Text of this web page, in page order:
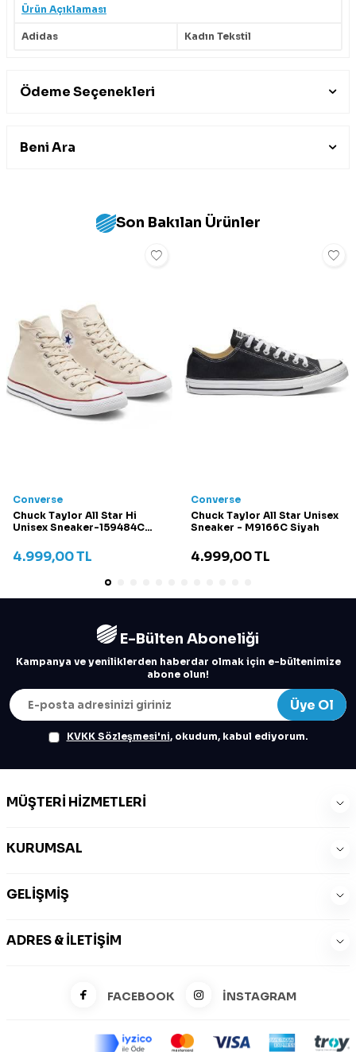
Ürün Açıklaması
Adidas Kadın Tekstil
Ödeme Seçenekleri
Beni Ara
Son Bakılan Ürünler
Converse
Chuck Taylor All Star Hi
Unisex Sneaker-159484C
4.999,00TL
Converse
Chuck Taylor All Star Unisex
Sneaker - M9166C Siyah
4.999,00TL
E-Bülten Aboneliği
Kampanya ve yeniliklerden haberdar olmak için e-bültenimize
abone olun!
Üye Ol
KVKK Sözleşmesi'ni, okudum, kabul ediyorum.
MÜŞTERI HIZMETLERI
KURUMSAL
GELIŞMIŞ
ADRES & İLETIŞIM
FACEBOOK İNSTAGRAM